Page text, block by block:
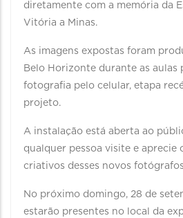
diretamente com a memória da
Vitória a Minas.
As imagens expostas foram
Belo Horizonte durante as aulas
fotografia pelo celular, etapa
projeto.
A instalação está aberta ao
qualquer pessoa visite e aprecie
criativos desses novos
No próximo domingo, 28 de
estarão presentes no local da